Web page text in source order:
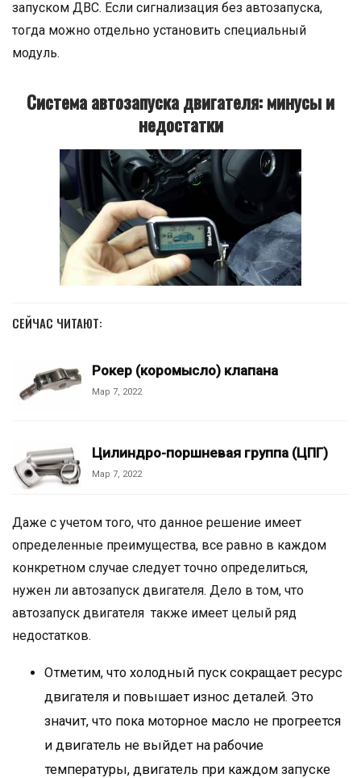
запуском ДВС. Если сигнализация без автозапуска,
тогда можно отдельно установить специальный
модуль.
Система автозапуска двигателя: минусы и
недостатки
СЕЙЧАС ЧИТАЮТ:
Рокер (коромысло) клапана
Мар 7, 2022
Цилиндро-поршневая группа (ЦПГ)
Мар 7, 2022
Даже с учетом того, что данное решение имеет
определенные преимущества, все равно в каждом
конкретном случае следует точно определиться,
нужен ли автозапуск двигателя. Дело в том, что
автозапуск двигателя также имеет целый ряд
недостатков.
Отметим, что холодный пуск сокращает ресурс
двигателя и повышает износ деталей. Это
значит, что пока моторное масло не прогреется
и двигатель не выйдет на рабочие
температуры, двигатель при каждом запуске